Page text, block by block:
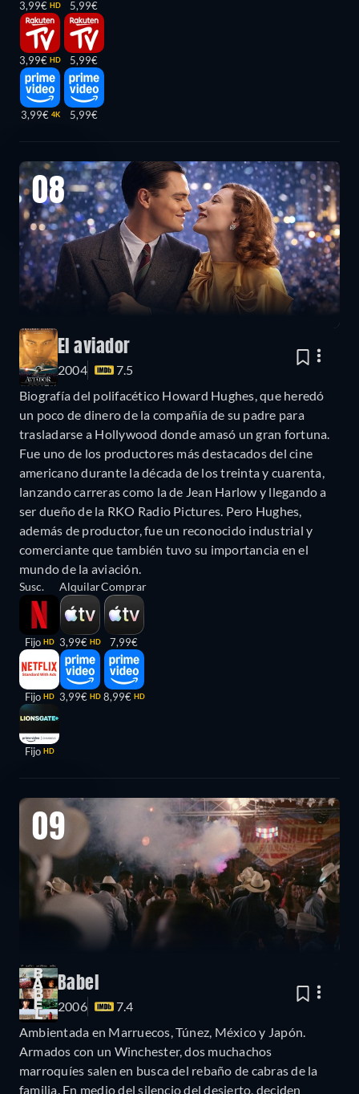
3,99€ HD
3,99€ HD
3,99€ 4K
5,99€
5,99€
5,99€
08
El aviador
2004
7.5
Biografía del polifacético Howard Hughes, que heredó
un poco de dinero de la compañía de su padre para
trasladarse a Hollywood donde amasó un gran fortuna.
Fue uno de los productores más destacados del cine
americano durante la década de los treinta y cuarenta,
lanzando carreras como la de Jean Harlow y llegando a
ser dueño de la RKO Radio Pictures. Pero Hughes,
además de productor, fue un reconocido industrial y
comerciante que también tuvo su importancia en el
mundo de la aviación.
Susc.
Fijo HD
Fijo HD
Fijo HD
Alquilar
3,99€ HD
3,99€ HD
Comprar
7,99€
8,99€ HD
09
Babel
2006
7.4
Ambientada en Marruecos, Túnez, México y Japón.
Armados con un Winchester, dos muchachos
marroquíes salen en busca del rebaño de cabras de la
familia. En medio del silencio del desierto, deciden